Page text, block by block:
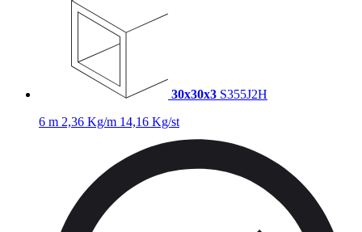
30x30x3 S355J2H
6 m 2,36 Kg/m 14,16 Kg/st